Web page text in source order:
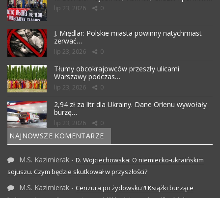
lip 23, 2026 0
J. Międlar: Polskie miasta powinny natychmiast
zerwać…
lip 23, 2026 0
Tłumy obcokrajowców przeszły ulicami
Warszawy podczas…
lip 23, 2026 0
2,94 zł za litr dla Ukrainy. Dane Orlenu wywołały
burzę…
lip 23, 2026 0
NAJNOWSZE KOMENTARZE
M.S. Kazimierak - D. Wojciechowska: O niemiecko-ukraińskim
sojuszu. Czym będzie skutkował w przyszłości?
M.S. Kazimierak - Cenzura po żydowsku?! Książki burzące